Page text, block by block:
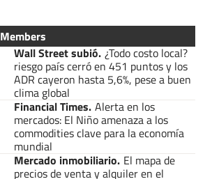
Members
Wall Street subió. ¿Todo costo local?
riesgo país cerró en 451 puntos y los
ADR cayeron hasta 5,6%, pese a buen
clima global
Financial Times. Alerta en los
mercados: El Niño amenaza a los
commodities clave para la economía
mundial
Mercado inmobiliario. El mapa de
precios de venta y alquiler en el